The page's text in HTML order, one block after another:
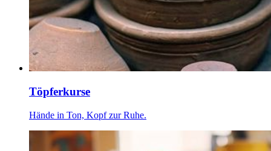
Töpferkurse
Hände in Ton, Kopf zur Ruhe.